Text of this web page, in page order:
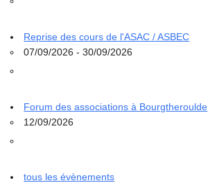
Reprise des cours de l'ASAC / ASBEC
07/09/2026 - 30/09/2026
Forum des associations à Bourgtheroulde
12/09/2026
tous les évènements